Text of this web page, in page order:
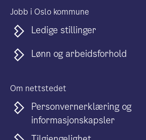
Jobb i Oslo kommune
Ledige stillinger
Lønn og arbeidsforhold
Om nettstedet
Personvernerklæring og
informasjonskapsler